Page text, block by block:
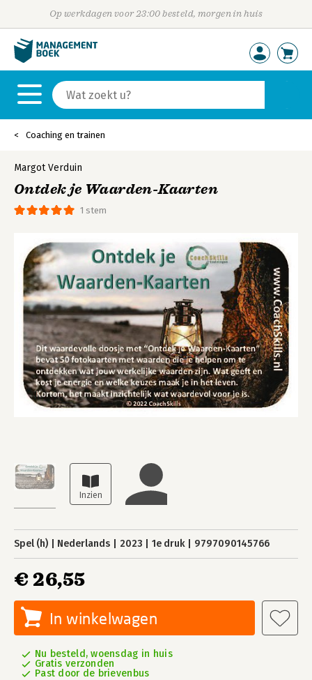
Op werkdagen voor 23:00 besteld, morgen in huis
Coaching en trainen
1 stem
Margot Verduin
Ontdek je Waarden-Kaarten
Spel (h) Nederlands 2023 1e druk 9797090145766
€ 26,55
In winkelwagen
Nu besteld, woensdag in huis
Gratis verzonden
Past door de brievenbus